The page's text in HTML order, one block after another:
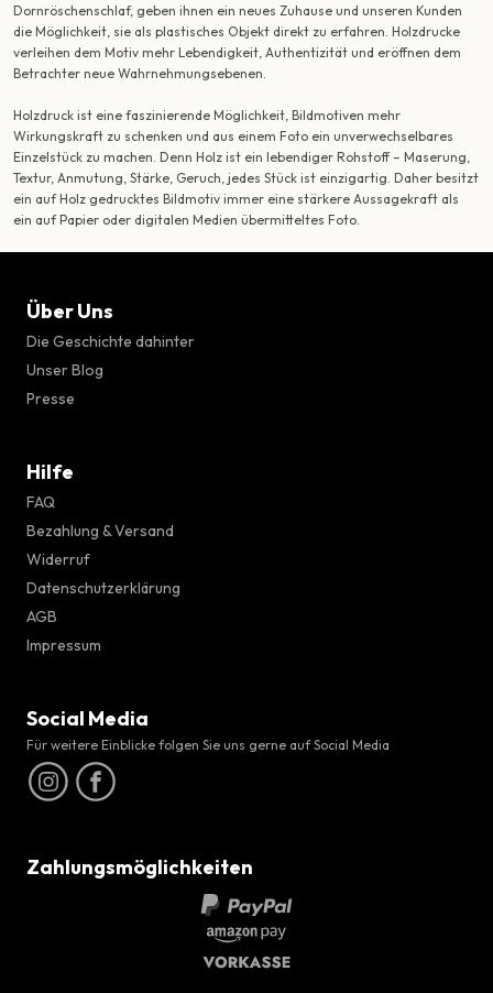
Dornröschenschlaf, geben ihnen ein neues Zuhause und unseren Kunden
die Möglichkeit, sie als plastisches Objekt direkt zu erfahren. Holzdrucke
verleihen dem Motiv mehr Lebendigkeit, Authentizität und eröffnen dem
Betrachter neue Wahrnehmungsebenen.
Holzdruck ist eine faszinierende Möglichkeit, Bildmotiven mehr
Wirkungskraft zu schenken und aus einem Foto ein unverwechselbares
Einzelstück zu machen. Denn Holz ist ein lebendiger Rohstoff – Maserung,
Textur, Anmutung, Stärke, Geruch, jedes Stück ist einzigartig. Daher besitzt
ein auf Holz gedrucktes Bildmotiv immer eine stärkere Aussagekraft als
ein auf Papier oder digitalen Medien übermitteltes Foto.
Über Uns
Die Geschichte dahinter
Unser Blog
Presse
Hilfe
FAQ
Bezahlung & Versand
Widerruf
Datenschutzerklärung
AGB
Impressum
Social Media
Für weitere Einblicke folgen Sie uns gerne auf Social Media
Zahlungsmöglichkeiten